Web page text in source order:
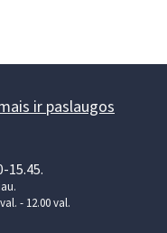
ir paslaugos
15.45.
- 12.00 val.